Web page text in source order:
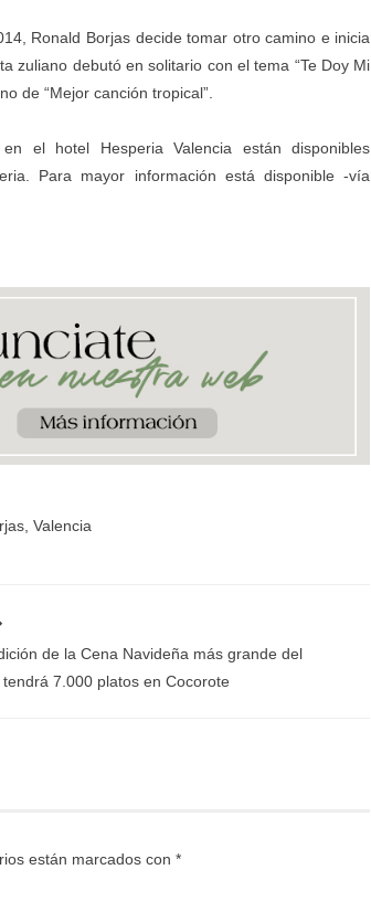
Ronald Borjas decide tomar otro camino e inicia
zuliano debutó en solitario con el tema “Te Doy Mi
de “Mejor canción tropical”.
el hotel Hesperia Valencia están disponibles
Para mayor información está disponible -vía
Valencia
de la Cena Navideña más grande del
tendrá 7.000 platos en Cocorote
están marcados con *